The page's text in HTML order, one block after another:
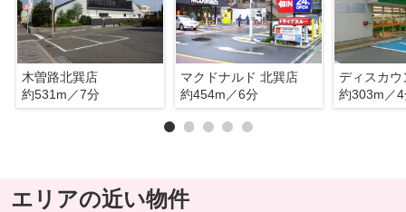
木曽路北巽店
約531m／7分
マクドナルド 北巽店
約454m／6分
約303m／
エリアの近い物件